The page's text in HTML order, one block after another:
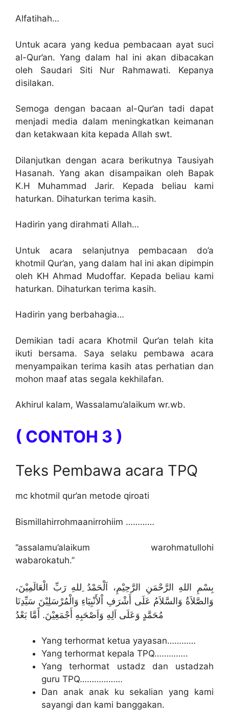
Alfatihah…
Untuk acara yang kedua pembacaan ayat suci
al-Qur’an. Yang dalam hal ini akan dibacakan
oleh Saudari Siti Nur Rahmawati. Kepanya
disilakan.
Semoga dengan bacaan al-Qur’an tadi dapat
menjadi media dalam meningkatkan keimanan
dan ketakwaan kita kepada Allah swt.
Dilanjutkan dengan acara berikutnya Tausiyah
Hasanah. Yang akan disampaikan oleh Bapak
K.H Muhammad Jarir. Kepada beliau kami
haturkan. Dihaturkan terima kasih.
Hadirin yang dirahmati Allah…
Untuk acara selanjutnya pembacaan do’a
khotmil Qur’an, yang dalam hal ini akan dipimpin
oleh KH Ahmad Mudoffar. Kepada beliau kami
haturkan. Dihaturkan terima kasih.
Hadirin yang berbahagia…
Demikian tadi acara Khotmil Qur’an telah kita
ikuti bersama. Saya selaku pembawa acara
menyampaikan terima kasih atas perhatian dan
mohon maaf atas segala kekhilafan.
Akhirul kalam, Wassalamu’alaikum wr.wb.
( CONTOH 3 )
Teks Pembawa acara TPQ
mc khotmil qur’an metode qiroati
Bismillahirrohmaanirrohiim …………
‘’assalamu’alaikum warohmatullohi
wabarokatuh.’’
بِسْمِ اللهِ الرَّحْمَنِ الرَّحِيْمِ، اَلْحَمْدُ ِللهِ رَبِّ الْعَالَمِيْنَ،
وَالصَّلاَةُ وَالسَّلاَمُ عَلَى أَشْرَفِ اْلأَنْبِيَاءِ وَالْمُرْسَلِيْنَ سَيِّدِنَا
مُحَمَّدٍ وَعَلَى اَلِهِ وَاَصْحَبِهِ أَجْمَعِيْنَ. أََمَّا بَعْدُ
Yang terhormat ketua yayasan…………
Yang terhormat kepala TPQ…………..
Yang terhormat ustadz dan ustadzah
guru TPQ………………
Dan anak anak ku sekalian yang kami
sayangi dan kami banggakan.